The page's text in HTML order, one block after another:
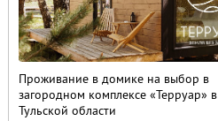
Проживание в домике на выбор в
загородном комплексе «Терруар» в
Тульской области